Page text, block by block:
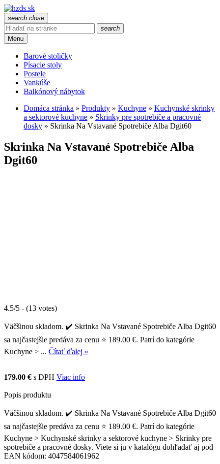
search close
search
Menu
Barové stoličky
Písacie stoly
Postele
Vankúše
Balkónový nábytok
Domáca stránka » Produkty » Kuchyne » Kuchynské skrinky
a sektorové kuchyne » Skrinky pre spotrebiče a pracovné
dosky » Skrinka Na Vstavané Spotrebiče Alba Dgit60
Skrinka Na Vstavané Spotrebiče Alba
Dgit60
4.5/5 - (13 votes)
Väčšinou skladom. ✔️ Skrinka Na Vstavané Spotrebiče Alba Dgit60
sa najčastejšie predáva za cenu ⭐ 189.00 €. Patrí do kategórie
Kuchyne > ... Čítať ďalej »
179.00 € s DPH Viac info
Popis produktu
Väčšinou skladom. ✔️ Skrinka Na Vstavané Spotrebiče Alba Dgit60
sa najčastejšie predáva za cenu ⭐ 189.00 €. Patrí do kategórie
Kuchyne > Kuchynské skrinky a sektorové kuchyne > Skrinky pre
spotrebiče a pracovné dosky. Viete si ju v katalógu dohľadať aj pod
EAN kódom: 4047584061962